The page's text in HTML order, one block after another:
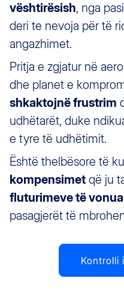
vështirësish, nga
deri te nevoja për të
angazhimet.
Pritja e zgjatur në
dhe planet e
shkaktojnë frustrim
udhëtarët, duke
e tyre të udhëtimit.
Është thelbësore të
kompensimet që ju
fluturimeve të
pasagjerët të
Kontrolli